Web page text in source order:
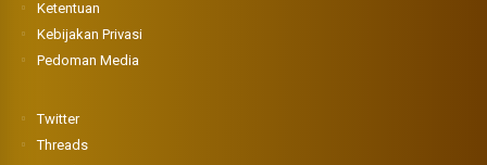
Ketentuan
Kebijakan Privasi
Pedoman Media
Twitter
Threads